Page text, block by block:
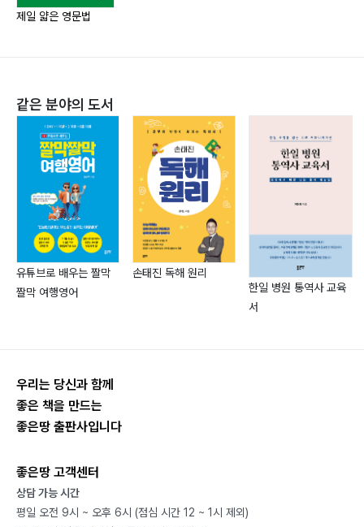
Unit 2 상관 접속사………… 105
Unit 1 시간………… 120
Unit 2 장소………… 123
Unit 3 그 외 전치사………… 126
Unit 4 형용사구와 부사구………… 128
8과 감탄사
Unit 1 일반 감탄사(interjection)………… 134
Unit 2 What 감탄문………… 136
Unit 3 How 감탄문………… 138
1과 주어(문장에서 주어 역할을 하는 것)………… 144
2과 동사………… 150
3과 목적어(기본은 3형식의 주동목)………… 176
5과 수식어(Modifier)………… 192
6과 접속사………… 196
University of South Australia 경제학 학사 /
제일 얇은 영문법
같은 분야의 도서
유튜브로 배우는 짤막
짤막 여행영어
손태진 독해 원리
한일 병원 통역사 교육
서
우리는 당신과 함께
좋은 책을 만드는
좋은땅 출판사입니다
좋은땅 고객센터
상담 가능 시간
평일 오전 9시 ~ 오후 6시 (점심 시간 12 ~ 1시 제외)